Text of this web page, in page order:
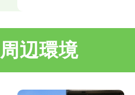
周辺環境